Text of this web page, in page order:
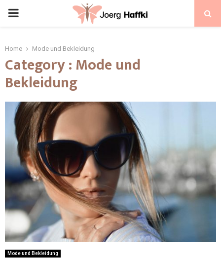
Home Mode und Bekleidung
Category : Mode und
Bekleidung
Mode und Bekleidung